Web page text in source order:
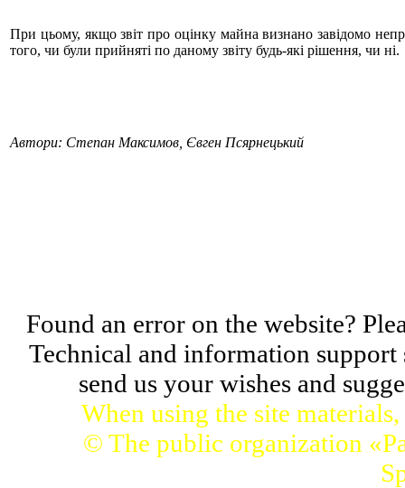
При цьому, якщо звіт про оцінку майна визнано завідомо
того, чи були прийняті по даному звіту будь-які рішення, чи ні.
Автори: Степан Максимов, Євген Псярнецький
Found an error on the website?
Technical and information
send us your wishes and
When using the site
© The public organization